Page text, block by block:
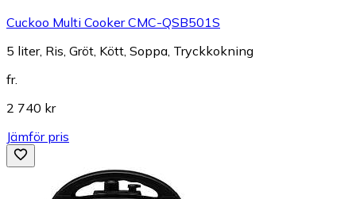
Cuckoo Multi Cooker CMC-QSB501S
5 liter, Ris, Gröt, Kött, Soppa, Tryckkokning
fr.
2 740 kr
Jämför pris